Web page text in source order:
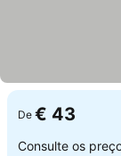
De € 43
Consulte os